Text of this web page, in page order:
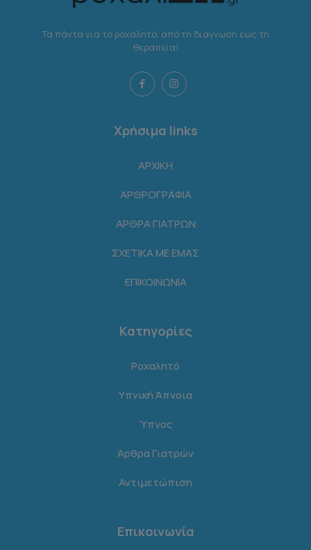
Τα πάντα για το ροχαλητό, από τη διάγνωση έως τη
θεραπεία!
Χρήσιμα links
ΑΡΧΙΚΗ
ΑΡΘΡΟΓΡΑΦΙΑ
ΑΡΘΡΑ ΓΙΑΤΡΩΝ
ΣΧΕΤΙΚΑ ΜΕ ΕΜΑΣ
ΕΠΙΚΟΙΝΩΝΙΑ
Κατηγορίες
Ροχαλητό
Υπνική Άπνοια
Ύπνος
Άρθρα Γιατρών
Αντιμετώπιση
Επικοινωνία